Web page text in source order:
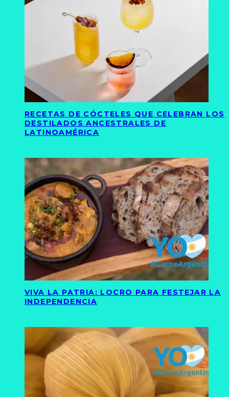
RECETAS DE CÓCTELES QUE CELEBRAN LOS
DESTILADOS ANCESTRALES DE
LATINOAMÉRICA
VIVA LA PATRIA: LOCRO PARA FESTEJAR LA
INDEPENDENCIA